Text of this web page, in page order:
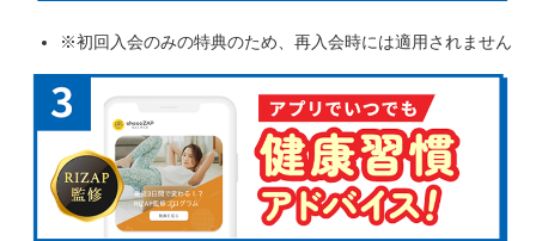
※初回入会のみの特典のため、再入会時には適用されません